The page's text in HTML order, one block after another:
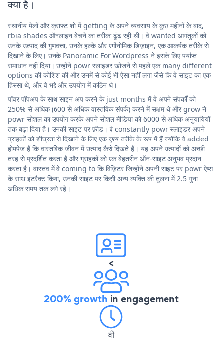
क्या है।
स्थानीय मेलों और क्राफ्ट शो में getting के अपने व्यवसाय के कुछ महीनों के बाद,
rbia shades ऑनलाइन बेचने का तरीका ढूंढ रही थी। वे wanted आगंतुकों को
उनके उत्पाद की गुणवत्ता, उनके हल्के और एर्गोनोमिक डिज़ाइन, एक आकर्षक तरीके से
दिखाने के लिए। उनके Panoramic For Wordpress ने इसके लिए पर्याप्त
समाधान नहीं दिया। उन्होंने powr स्लाइडर खोजने से पहले एक many different
options की कोशिश की और उनमें से कोई भी ऐसा नहीं लगा जैसे कि वे साइट का एक
हिस्सा थे, और वे भद्दे और उपयोग में कठिन थे।
पॉवर पॉपअप के साथ साइन अप करने के just months में वे अपने संपर्कों को
250% से अधिक (600 से अधिक वास्तविक संपर्क) करने में सक्षम थे और grow ने
powr सोशल का उपयोग करके अपने सोशल मीडिया को 6000 से अधिक अनुयायियों
तक बढ़ा दिया है। उनकी साइट पर फ़ीड। वे constantly powr स्लाइडर अपने
ग्राहकों को शीघ्रता से दिखाने के लिए एक दृश्य तरीके के रूप में हैं क्योंकि वे added
होमपेज हैं कि वास्तविक जीवन में उत्पाद कैसे दिखते हैं। यह अपने उत्पादों को अच्छी
तरह से प्रदर्शित करता है और ग्राहकों को एक बेहतरीन ऑन-साइट अनुभव प्रदान
करता है। वास्तव में वे coming to कि विज़िटर जिन्होंने अपनी साइट पर powr ऐप्स
के साथ इंटरैक्ट किया, उनकी साइट पर किसी अन्य व्यक्ति की तुलना में 2.5 गुना
अधिक समय तक लगे रहे।
<
200% growth in engagement
वी